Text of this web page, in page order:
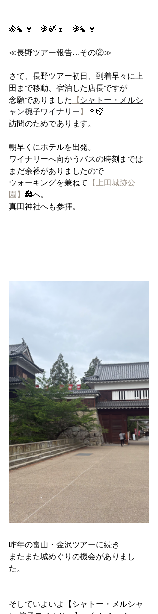
🍇🍃🍷　🍇🍃🍷　🍇🍃🍷
≪長野ツアー報告…その②≫
さて、長野ツアー初日、到着早々に上
田まで移動、宿泊した店長ですが
念願でありました
【 シャトー・メルシ
ャン椀子ワイナリー】
🍷🍃
訪問のためであります。
朝早くにホテルを出発。
ワイナリーへ向かうバスの時刻までは
まだ余裕がありましたので
ウォーキングを兼ねて
【上田城跡公
園】 🏯へ。
真田神社へも参拝。
昨年の富山・金沢ツアーに続き
またまた城めぐりの機会がありまし
た。
そしていよいよ【シャトー・メルシャ